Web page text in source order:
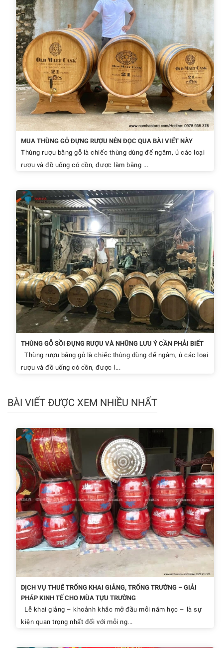
MUA THÙNG GỖ ĐỰNG RƯỢU NÊN ĐỌC QUA BÀI VIẾT NÀY
Thùng rượu bằng gỗ là chiếc thùng dùng để ngâm, ủ các loại
rượu và đồ uống có cồn, được làm bằng ...
THÙNG GỖ SỒI ĐỰNG RƯỢU VÀ NHỮNG LƯU Ý CẦN PHẢI BIẾT
Thùng rượu bằng gỗ là chiếc thùng dùng để ngâm, ủ các loại
rượu và đồ uống có cồn, được l...
BÀI VIẾT ĐƯỢC XEM NHIỀU NHẤT
DỊCH VỤ THUÊ TRỐNG KHAI GIẢNG, TRỐNG TRƯỜNG – GIẢI
PHÁP KINH TẾ CHO MÙA TỰU TRƯỜNG
Lễ khai giảng – khoảnh khắc mở đầu mỗi năm học – là sự
kiện quan trọng nhất đối với mỗi ng...